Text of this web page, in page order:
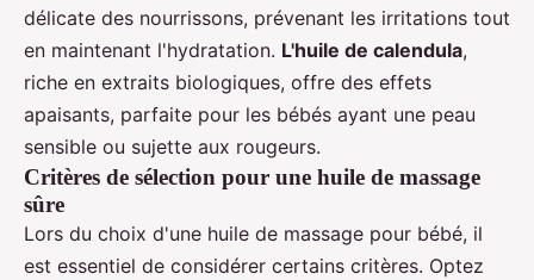
délicate des nourrissons, prévenant les irritations tout
en maintenant l'hydratation. L'huile de calendula,
riche en extraits biologiques, offre des effets
apaisants, parfaite pour les bébés ayant une peau
sensible ou sujette aux rougeurs.
Critères de sélection pour une huile de massage
sûre
Lors du choix d'une huile de massage pour bébé, il
est essentiel de considérer certains critères. Optez